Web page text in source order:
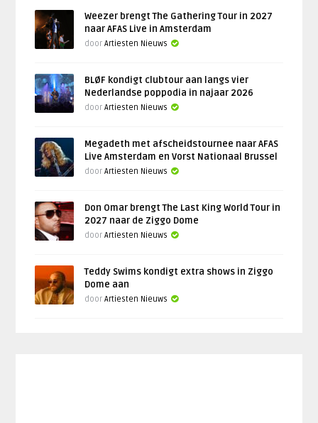
Weezer brengt The Gathering Tour in 2027
naar AFAS Live in Amsterdam
doorArtiesten Nieuws
BLØF kondigt clubtour aan langs vier
Nederlandse poppodia in najaar 2026
doorArtiesten Nieuws
Megadeth met afscheidstournee naar AFAS
Live Amsterdam en Vorst Nationaal Brussel
doorArtiesten Nieuws
Don Omar brengt The Last King World Tour in
2027 naar de Ziggo Dome
doorArtiesten Nieuws
Teddy Swims kondigt extra shows in Ziggo
Dome aan
doorArtiesten Nieuws